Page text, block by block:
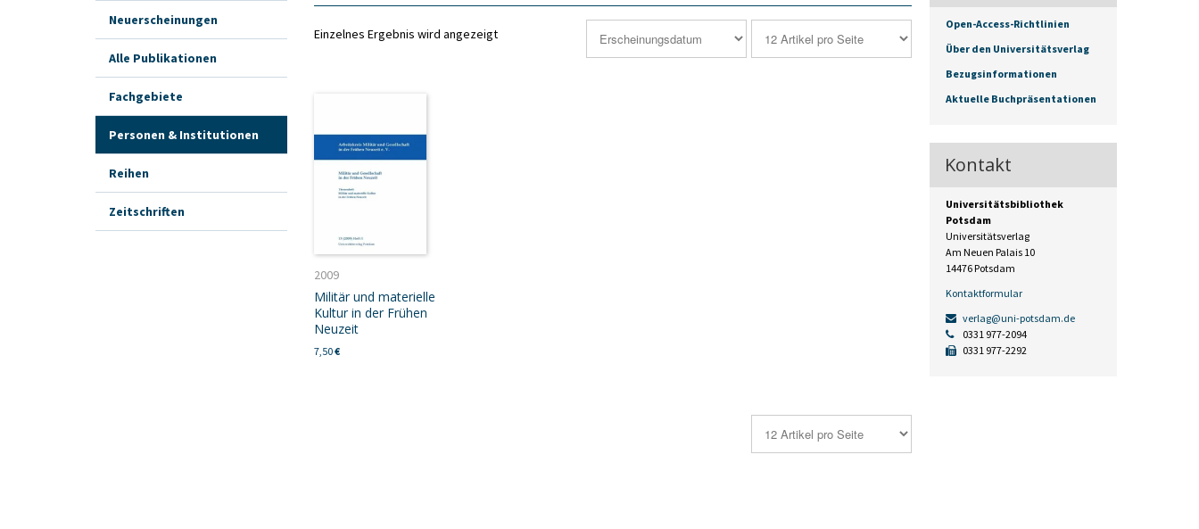
Einzelnes Ergebnis wird angezeigt
2009
Militär und materielle
Kultur in der Frühen
Neuzeit
7,50€
Neuerscheinungen
Alle Publikationen
Fachgebiete
Personen & Institutionen
Reihen
Zeitschriften
Open-Access-Richtlinien
Über den Universitätsverlag
Bezugsinformationen
Aktuelle Buchpräsentationen
Kontakt
Universitätsbibliothek
Potsdam
Universitätsverlag
Am Neuen Palais 10
14476 Potsdam
Kontaktformular
verlag@uni-potsdam.de
0331 977-2094
0331 977-2292